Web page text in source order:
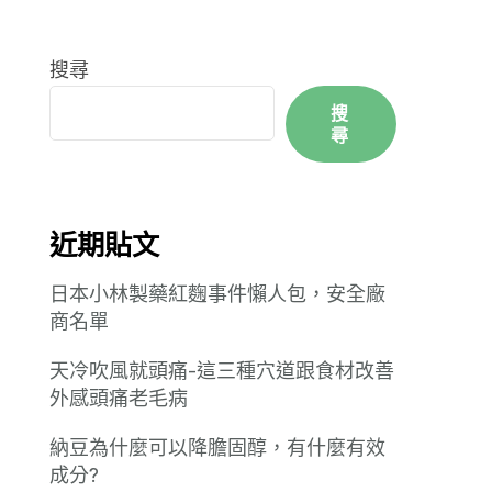
搜尋
搜
尋
近期貼文
日本小林製藥紅麴事件懶人包，安全廠
商名單
天冷吹風就頭痛-這三種穴道跟食材改善
外感頭痛老毛病
納豆為什麼可以降膽固醇，有什麼有效
成分?